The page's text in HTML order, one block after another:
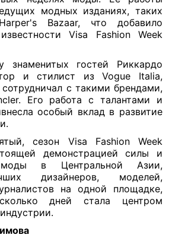
модных изданиях, таких
Bazaar, что добавило
Visa Fashion Week
знаменитых гостей Риккардо
и стилист из Vogue Italia,
с такими брендами,
Его работа с талантами и
особый вклад в развитие
сезон Visa Fashion Week
демонстрацией силы и
моды в Центральной Азии,
дизайнеров, моделей,
на одной площадке,
дней стала центром